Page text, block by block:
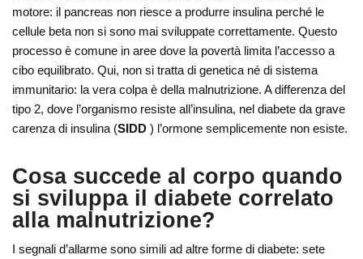
motore: il pancreas non riesce a produrre insulina perché le
cellule beta non si sono mai sviluppate correttamente. Questo
processo è comune in aree dove la povertà limita l’accesso a
cibo equilibrato. Qui, non si tratta di genetica né di sistema
immunitario: la vera colpa è della malnutrizione. A differenza del
tipo 2, dove l’organismo resiste all’insulina, nel diabete da grave
carenza di insulina (SIDD) l’ormone semplicemente non esiste.
Cosa succede al corpo quando
si sviluppa il diabete correlato
alla malnutrizione?
I segnali d’allarme sono simili ad altre forme di diabete: sete